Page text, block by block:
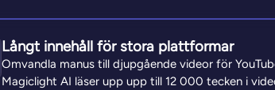
Långt innehåll för stora plattformar
Omvandla manus till djupgående videor för
Magiclight AI läser upp upp till 12 000 tecken i